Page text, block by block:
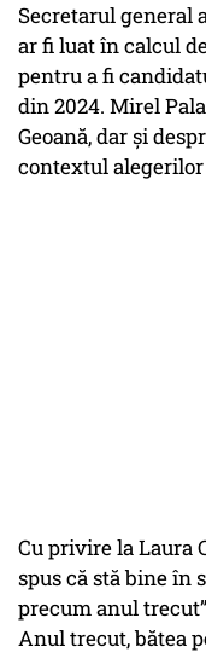
Secretarul general
ar fi luat în calcul
pentru a fi
din 2024. Mirel
Geoană, dar și
contextul alegerilor
Cu privire la Laura
spus că stă bine în
precum anul
Anul trecut, bătea